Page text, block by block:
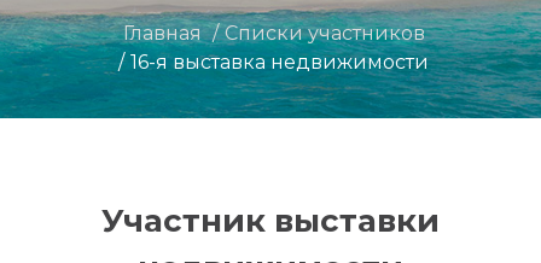
Главная
Списки участников
16-я выставка недвижимости
Участник выставки